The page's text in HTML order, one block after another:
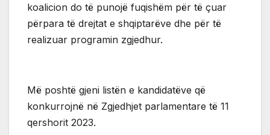
koalicion do të punojë fuqishëm për të çuar
përpara të drejtat e shqiptarëve dhe për të
realizuar programin zgjedhur.
Më poshtë gjeni listën e kandidatëve që
konkurrojnë në Zgjedhjet parlamentare të 11
qershorit 2023.